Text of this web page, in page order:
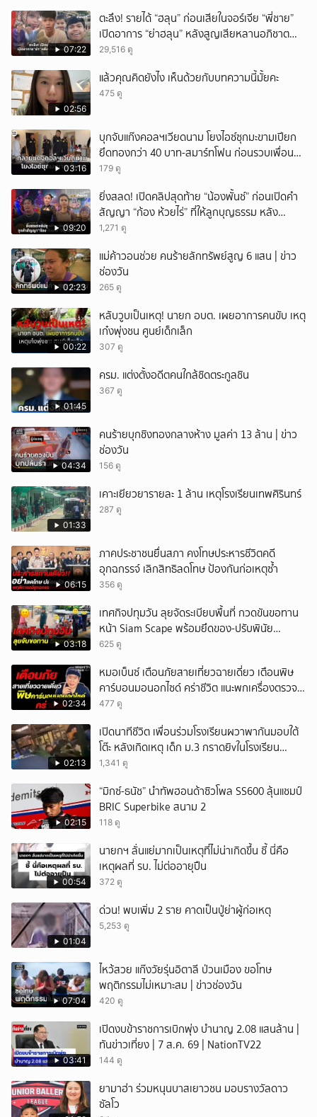
07:22
ตะลึง! รายได้ “ฮลุน” ก่อนเสียในจอร์เจีย “พี่ชาย”
เปิดอาการ “ย่าฮลุน” หลังสูญเสียหลานอภิชาต
บุตร!
29,516 ดู
02:56
แล้วคุณคิดยังไง เห็นด้วยกับบทความนี้มั้ยคะ
475 ดู
03:16
บุกจับแก๊งคอลฯเวียดนาม โยงไอซ์ซุกมะขามเปียก
ยึดทองกว่า 40 บาท-สมาร์ทโฟน ก่อนรวบเพื่อน
ร่วมทีมหอบเงิน 1.5 แสนติดสินบนคาโรงพัก
179 ดู
09:20
ยิ่งสลด! เปิดคลิปสุดท้าย “น้องพั้นช์” ก่อนเปิดคำ
สัญญา “ก้อง ห้วยไร่” ที่ให้ลูกบุญธรรม หลัง
ลาโลก!
1,271 ดู
02:23
แม่ค้าวอนช่วย คนร้ายลักทรัพย์สูญ 6 แสน | ข่าว
ช่องวัน
265 ดู
00:22
หลับวูบเป็นเหตุ! นายก อบต. เผยอาการคนขับ เหตุ
เก๋งพุ่งชน ศูนย์เด็กเล็ก
307 ดู
01:45
ครม. แต่งตั้งอดีตคนใกล้ชิดตระกูลชิน
367 ดู
04:34
คนร้ายบุกชิงทองกลางห้าง มูลค่า 13 ล้าน | ข่าว
ช่องวัน
156 ดู
01:33
เคาะเยียวยารายละ 1 ล้าน เหตุโรงเรียนเทพศิรินทร์
287 ดู
06:15
ภาคประชาชนยื่นสภา คงโทษประหารชีวิตคดี
อุกฉกรรจ์ เลิกสิทธิลดโทษ ป้องกันก่อเหตุซ้ำ
356 ดู
03:18
เทศกิจปทุมวัน ลุยจัดระเบียบพื้นที่ กวดขันขอทาน
หน้า Siam Scape พร้อมยึดของ-ปรับพินัย
แผงลอย
625 ดู
02:34
หมอเบ็นซ์ เตือนภัยสายเที่ยวฉายเดี่ยว เตือนพิษ
คาร์บอนมอนอกไซด์ คร่าชีวิต แนะพกเครื่องตรวจ
วัดติดตัว
477 ดู
02:13
เปิดนาทีชีวิต เพื่อนร่วมโรงเรียนผวาพากันมอบใต้
โต๊ะ หลังเกิดเหตุ เด็ก ม.3 กราดยิvในโรงเรียน
เทพศิรินทร์นนท์ แบบไม่เลือกหน้า เสียงปืนดังสนั่น
1,341 ดู
02:15
“มิกซ์-ธนัช” นำทัพฮอนด้าซิวโพล SS600 ลุ้นแชมป์
BRIC Superbike สนาม 2
118 ดู
00:54
นายกฯ ลั่นแย่มากเป็นเหตุที่ไม่น่าเกิดขึ้น ชี้ นี่คือ
เหตุผลที่ รบ. ไม่ต่ออายุปืน
372 ดู
01:04
ด่วน! พบเพิ่ม 2 ราย คาดเป็นปู่ย่าผู้ก่อเหตุ
5,253 ดู
07:04
ไหว้สวย แก๊งวัยรุ่นอิตาลี ป่วนเมือง ขอโทษ
พฤติกรรมไม่เหมาะสม | ข่าวช่องวัน
420 ดู
03:41
เปิดงบข้าราชการเบิกพุ่ง บำนาญ 2.08 แสนล้าน |
ทันข่าวเที่ยง | 7 ส.ค. 69 | NationTV22
144 ดู
ยามาฮ่า ร่วมหนุนบาสเยาวชน มอบรางวัลดาว
ซัลโว
ยกเลิก